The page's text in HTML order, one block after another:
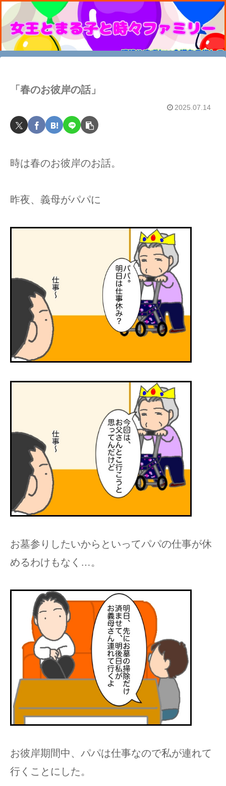
「春のお彼岸の話」
2025.07.14
時は春のお彼岸のお話。
昨夜、義母がパパに
お墓参りしたいからといってパパの仕事が休
めるわけもなく…。
お彼岸期間中、パパは仕事なので私が連れて
行くことにした。